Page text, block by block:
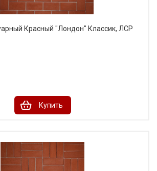
Красный "Лондон" Классик, ЛСР
Купить